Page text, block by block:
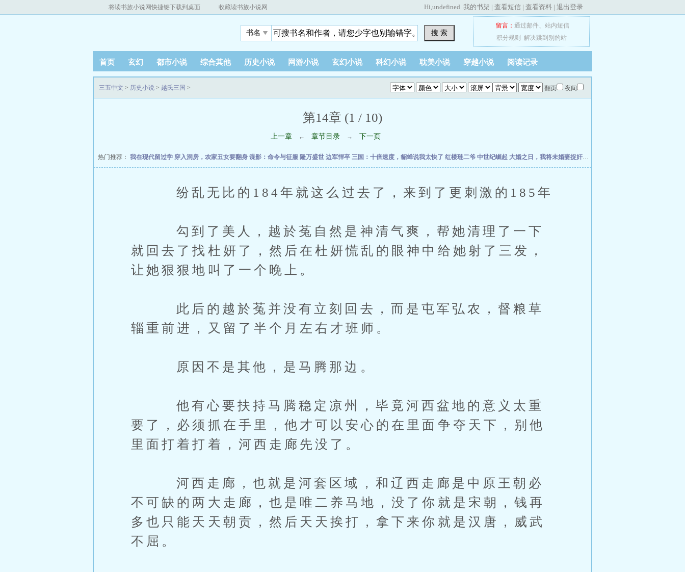
将读书族小说网快捷键下载到桌面 收藏读书族小说网 Hi,undefined 我的书架 | 查看短信 | 查看资料 | 退出登录
书名 搜 索
留言： 通过邮件、 站内短信
积分规则
解决跳到别的站
首页 玄幻 都市小说 综合其他 历史小说 网游小说 玄幻小说 科幻小说 耽美小说 穿越小说 阅读记录
翻页 夜间
三五中文 > 历史小说 > 越氏三国 >
第14章 (1 / 10)
上一章 ← 章节目录 → 下一页
热门推荐： 我在现代留过学 穿入洞房，农家丑女要翻身 谍影：命令与征服 隆万盛世 边军悍卒 三国：十倍速度，貂蝉说我太快了 红楼琏二爷 中世纪崛起 大婚之日，我将未婚妻捉奸在床
纷乱无比的184年就这么过去了，来到了更刺激的185年
勾到了美人，越於菟自然是神清气爽，帮她清理了一下
就回去了找杜妍了，然后在杜妍慌乱的眼神中给她射了三发，
让她狠狠地叫了一个晚上。
此后的越於菟并没有立刻回去，而是屯军弘农，督粮草
辎重前进，又留了半个月左右才班师。
原因不是其他，是马腾那边。
他有心要扶持马腾稳定凉州，毕竟河西盆地的意义太重
要了，必须抓在手里，他才可以安心的在里面争夺天下，别他
里面打着打着，河西走廊先没了。
河西走廊，也就是河套区域，和辽西走廊是中原王朝必
不可缺的两大走廊，也是唯二养马地，没了你就是宋朝，钱再
多也只能天天朝贡，然后天天挨打，拿下来你就是汉唐，威武
不屈。